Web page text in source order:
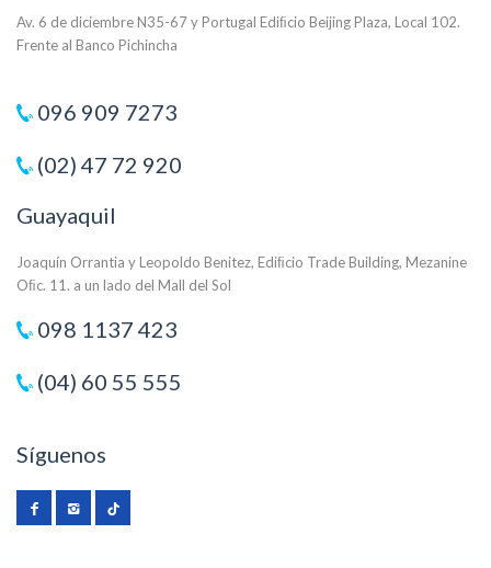
Av. 6 de diciembre N35-67 y Portugal Ediﬁcio Beijing Plaza, Local 102.
Frente al Banco Pichincha
096 909 7273
(02) 47 72 920
Guayaquil
Joaquín Orrantia y Leopoldo Benitez, Ediﬁcio Trade Building, Mezanine
Oﬁc. 11. a un lado del Mall del Sol
098 1137 423
(04) 60 55 555
Síguenos